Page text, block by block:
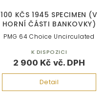
100 KČS 1945 SPECIMEN (V
HORNÍ ČÁSTI BANKOVKY)
2 900 Kč
Detail
PMG 64 Choice Uncirculated
K DISPOZICI